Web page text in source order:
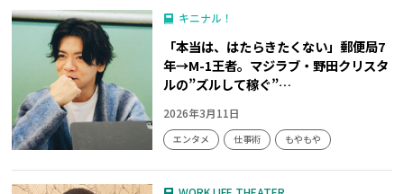
キニナル！
「本当は、はたらきたくない」郵便局7
年→M-1王者。マジラブ・野田クリスタ
ルの”ズルして稼ぐ”…
2026年3月11日
エンタメ 仕事術 もやもや